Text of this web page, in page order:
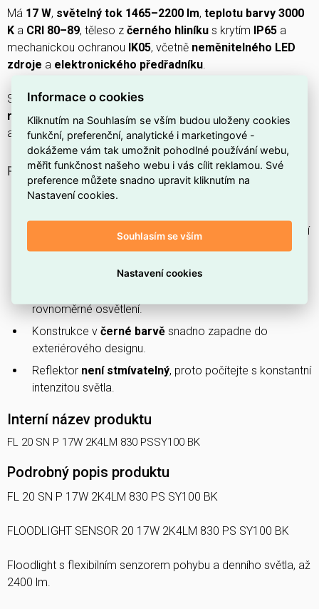
Má 17 W, světelný tok 1465–2200 lm, teplotu barvy 3000
K a CRI 80–89, těleso z černého hliníku s krytím IP65 a
mechanickou ochranou
IK05, včetně neměnitelného LED
zdroje a elektronického předřadníku.
Svítidlo nabízívyklápěcí nastavení
rozložení světlaskrzopálové sklo, pracuje na220–240 V
a máživotnost L70/B50 100000 h.
PROČ SI VYBRAT TENTO REFLEKTOR?
Reflektor je vybaven
stupeň krytí IP65, takže zvládne venkovní prostředí
a odolá prachu i tryskající vodě.
nabízí energeticky úsporný provoz.
rovnoměrné osvětlení.
Konstrukce v černé barvě snadno zapadne do
exteriérového designu.
Reflektor není stmívatelný, proto počítejte s konstantní
intenzitou světla.
Interní název produktu
FL 20 SN P 17W 2K4LM 830 PSSY100 BK
Podrobný popis produktu
FL 20 SN P 17W 2K4LM 830 PS SY100 BK
FLOODLIGHT SENSOR 20 17W 2K4LM 830 PS SY100 BK
Floodlight s flexibilním senzorem pohybu a denního světla, až
2400 lm.
Informace o cookies
Kliknutím na Souhlasím se vším budou uloženy cookies
funkční, preferenční, analytické i marketingové -
dokážeme vám tak umožnit pohodlné používání webu,
měřit funkčnost našeho webu i vás cílit reklamou. Své
preference můžete snadno upravit kliknutím na
Nastavení cookies.
Souhlasím se vším
Nastavení cookies